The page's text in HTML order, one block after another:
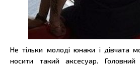
Не тільки молоді юнаки і дівчата
носити такий аксесуар.